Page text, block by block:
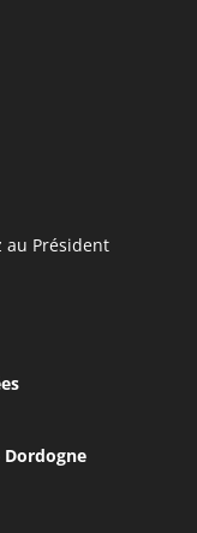
au Président
Dordogne